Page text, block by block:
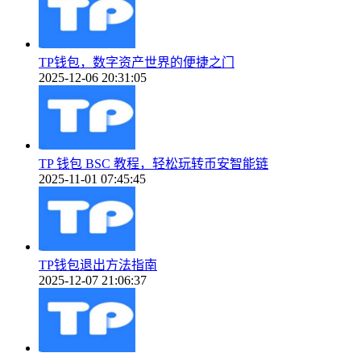
TP钱包，数字资产世界的便捷之门
2025-12-06 20:31:05
TP 钱包 BSC 教程，轻松玩转币安智能链
2025-11-01 07:45:45
TP钱包退出方法指南
2025-12-07 21:06:37